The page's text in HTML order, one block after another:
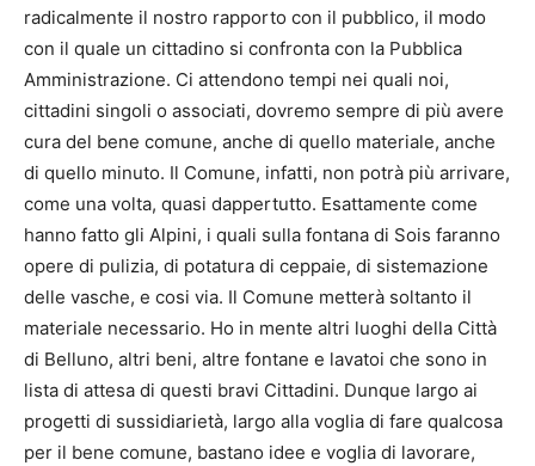
radicalmente il nostro rapporto con il pubblico, il modo
con il quale un cittadino si confronta con la Pubblica
Amministrazione. Ci attendono tempi nei quali noi,
cittadini singoli o associati, dovremo sempre di più avere
cura del bene comune, anche di quello materiale, anche
di quello minuto. Il Comune, infatti, non potrà più arrivare,
come una volta, quasi dappertutto. Esattamente come
hanno fatto gli Alpini, i quali sulla fontana di Sois faranno
opere di pulizia, di potatura di ceppaie, di sistemazione
delle vasche, e cosi via. Il Comune metterà soltanto il
materiale necessario. Ho in mente altri luoghi della Città
di Belluno, altri beni, altre fontane e lavatoi che sono in
lista di attesa di questi bravi Cittadini. Dunque largo ai
progetti di sussidiarietà, largo alla voglia di fare qualcosa
per il bene comune, bastano idee e voglia di lavorare,